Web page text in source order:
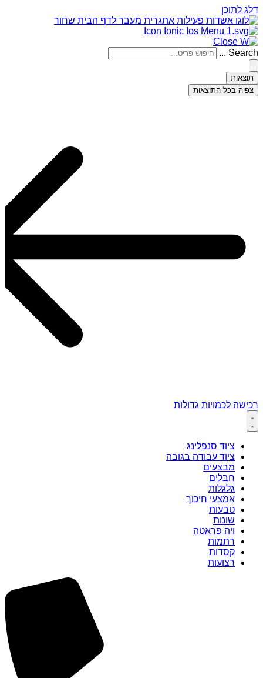
דלג לתוכן
Search ...
תוצאות
צפיה בכל התוצאות
רכישה לכמויות גדולות
ציוד סנפלינג
ציוד עבודה בגובה
מבצעים
חבלים
גלגלות
אמצעי חיכוך
טבעות
שונות
ויה פראטה
רתמות
קסדות
רצועות